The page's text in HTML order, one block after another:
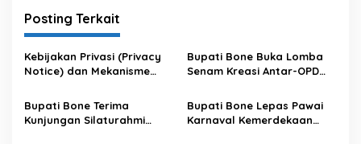
Posting Terkait
Kebijakan Privasi (Privacy
Notice) dan Mekanisme
Data pada Portal Bone
Satu Data
Bupati Bone Buka Lomba
Senam Kreasi Antar-OPD
Bupati Bone Terima
Kunjungan Silaturahmi
Bupati Bone Lepas Pawai
Karnaval Kemerdekaan